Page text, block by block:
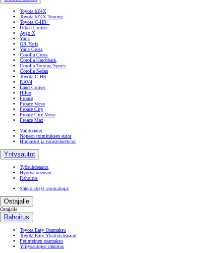
Toyota bZ4X
Toyota bZ4X Touring
Toyota C-HR+
Urban Cruiser
Aygo X
Yaris
GR Yaris
Yaris Cross
Corolla Cross
Corolla Hatchback
Corolla Touring Sports
Corolla Sedan
Toyota C-HR
RAV4
Land Cruiser
Hilux
Proace
Proace Verso
Proace City
Proace City Verso
Proace Max
Vaihtoautot
Nopean toimituksen autot
Hinnastot ja varusteluettelot
Yritysautot
Työsuhdeautot
Hyötyajoneuvot
Rahoitus
Sähköistetyt voimalinjat
Ostajalle
Ostajalle
Rahoitus
Toyota Easy Osamaksu
Toyota Easy Yksityisleasing
Perinteinen osamaksu
Yritysautojen rahoitus